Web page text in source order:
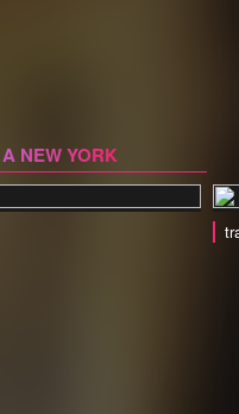
NEW YORK